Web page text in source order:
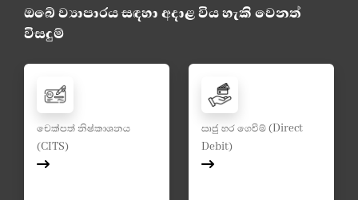
ඔබේ ව්‍යාපාරය සඳහා අදාළ විය හැකි වෙනත්
විසදුම්
චෙක්පත් නිෂ්කාශනය
(CITS)
ඍජු හර ගෙවීම් (Direct
Debit)